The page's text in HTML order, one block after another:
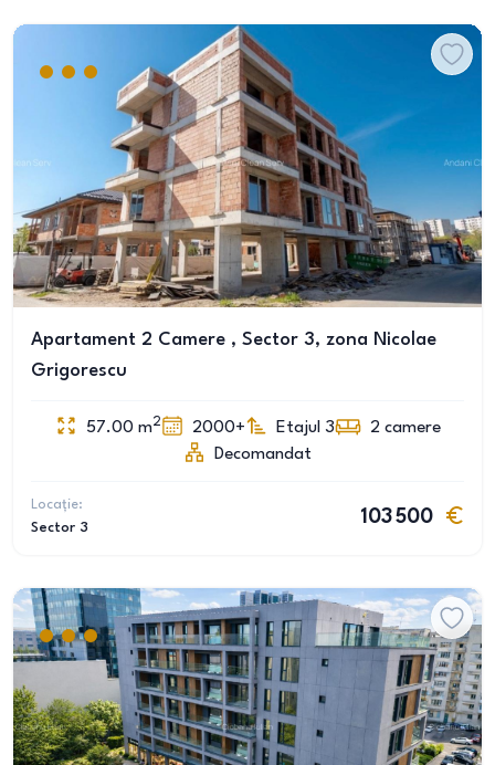
Apartament 2 Camere , Sector 3, zona Nicolae
Grigorescu
57.00 m2 2000+ Etajul 3 2 camere
Decomandat
Locație:
Sector 3
103 500